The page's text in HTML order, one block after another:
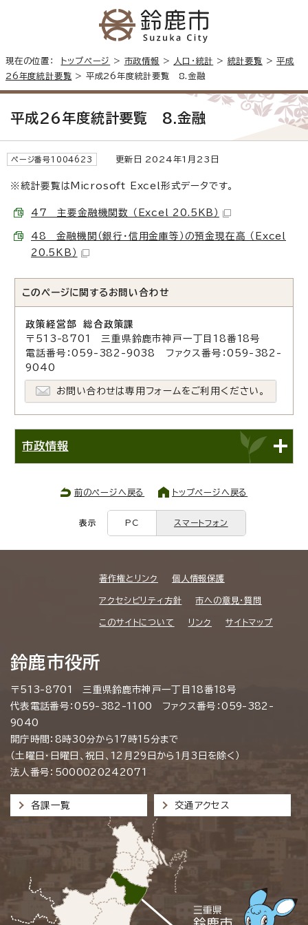
現在の位置： トップページ > 市政情報 > 人口・統計 > 統計要覧 >平成
26年度統計要覧 > 平成26年度統計要覧 8.金融
平成26年度統計要覧 8.金融
ページ番号1004623 更新日 2024年1月23日
※統計要覧はMicrosoft Excel形式データです。
47 主要金融機関数 （Excel 20.5KB）
48 金融機関（銀行・信用金庫等）の預金現在高 （Excel
20.5KB）
このページに関する お問い合わせ
政策経営部 総合政策課
〒513-8701 三重県鈴鹿市神戸一丁目18番18号
電話番号：059-382-9038 ファクス番号：059-382-
9040
お問い合わせは専用フォームをご利用ください。
市政情報
前のページへ戻る トップページへ戻る
表示 PC スマートフォン
著作権とリンク 個人情報保護
アクセシビリティ方針 市への意見・質問
このサイトについて リンク サイトマップ
鈴鹿市役所
〒513-8701 三重県鈴鹿市神戸一丁目18番18号
代表電話番号：059-382-1100 ファクス番号：059-382-
9040
開庁時間：8時30分から17時15分まで
（土曜日・日曜日、祝日、12月29日から1月3日を除く）
法人番号：5000020242071
各課一覧 交通アクセス